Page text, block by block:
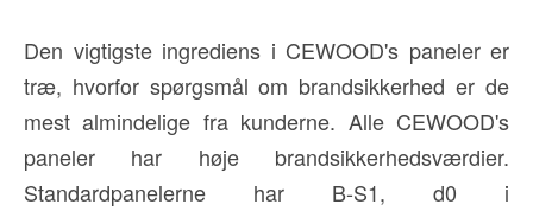
Den vigtigste ingrediens i CEWOOD's paneler er
træ, hvorfor spørgsmål om brandsikkerhed er de
mest almindelige fra kunderne. Alle CEWOOD's
paneler har høje brandsikkerhedsværdier.
Standardpanelerne har B-S1, d0 i